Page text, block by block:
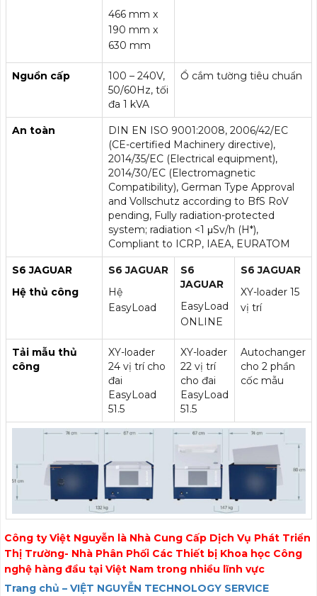
466 mm x
190 mm x
630 mm
Nguồn cấp
100 – 240V,
50/60Hz, tối
đa 1 kVA
Ổ cắm tường tiêu chuẩn
An toàn
DIN EN ISO 9001:2008, 2006/42/EC
(CE-certified Machinery directive),
2014/35/EC (Electrical equipment),
2014/30/EC (Electromagnetic
Compatibility), German Type Approval
and Vollschutz according to BfS RoV
pending, Fully radiation-protected
system; radiation <1 μSv/h (H*),
Compliant to ICRP, IAEA, EURATOM
S6 JAGUAR
Hệ thủ công
S6 JAGUAR
Hệ
EasyLoad
S6
JAGUAR
EasyLoad
ONLINE
S6 JAGUAR
XY-loader 15
vị trí
Tải mẫu thủ
công
XY-loader
24 vị trí cho
đai
EasyLoad
51.5
XY-loader
22 vị trí
cho đai
EasyLoad
51.5
Autochanger
cho 2 phần
cốc mẫu
Công ty Việt Nguyễn là Nhà Cung Cấp Dịch Vụ Phát Triển
Thị Trường- Nhà Phân Phối Các Thiết bị Khoa học Công
nghệ hàng đầu tại Việt Nam trong nhiều lĩnh vực
Trang chủ – VIỆT NGUYỄN TECHNOLOGY SERVICE